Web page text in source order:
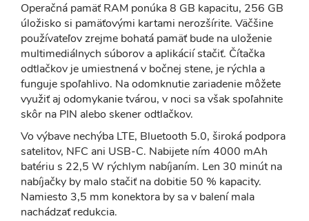
Operačná pamäť RAM ponúka 8 GB kapacitu, 256 GB
úložisko si pamäťovými kartami nerozšírite. Väčšine
používateľov zrejme bohatá pamäť bude na uloženie
multimediálnych súborov a aplikácií stačiť. Čítačka
odtlačkov je umiestnená v bočnej stene, je rýchla a
funguje spoľahlivo. Na odomknutie zariadenie môžete
využiť aj odomykanie tvárou, v noci sa však spoľahnite
skôr na PIN alebo skener odtlačkov.
Vo výbave nechýba LTE, Bluetooth 5.0, široká podpora
satelitov, NFC ani USB-C. Nabijete ním 4000 mAh
batériu s 22,5 W rýchlym nabíjaním. Len 30 minút na
nabíjačky by malo stačiť na dobitie 50 % kapacity.
Namiesto 3,5 mm konektora by sa v balení mala
nachádzať redukcia.